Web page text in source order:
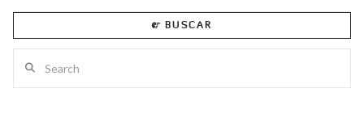
BUSCAR